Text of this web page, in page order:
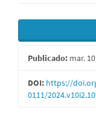
Barra
lateral
de
artigos
Publicado: mar.
DOI: https://
0111/